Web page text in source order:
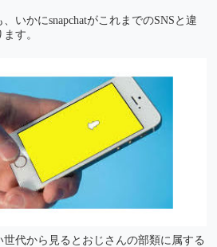
いかにsnapchatがこれまでのSNSと違
す。
代から見るとおじさんの部類に属する